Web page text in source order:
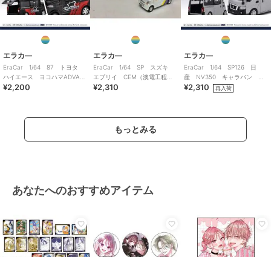
エラカ―
EraCar 1/64 87 トヨタ
ハイエース ヨコハマADVAN
カンパニーカー
¥2,200
エラカ―
EraCar 1/64 SP スズキ
エブリイ CEM（澳電工程
車） 限定品
¥2,310
エラカ―
EraCar 1/64 SP126 日
産 NV350 キャラバン シ
ルバー 日本限定カラー
¥2,310 再入荷
もっとみる
あなたへのおすすめアイテム